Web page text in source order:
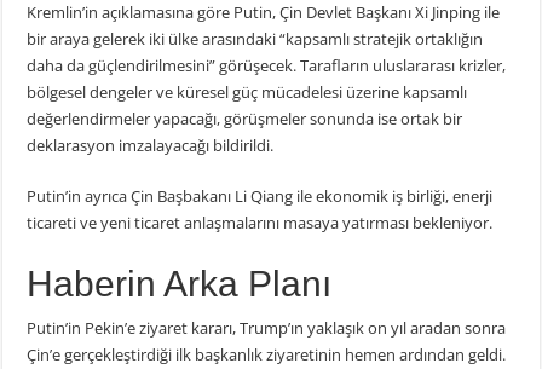
Kremlin’in açıklamasına göre Putin, Çin Devlet Başkanı Xi Jinping ile
bir araya gelerek iki ülke arasındaki “kapsamlı stratejik ortaklığın
daha da güçlendirilmesini” görüşecek. Tarafların uluslararası krizler,
bölgesel dengeler ve küresel güç mücadelesi üzerine kapsamlı
değerlendirmeler yapacağı, görüşmeler sonunda ise ortak bir
deklarasyon imzalayacağı bildirildi.
Putin’in ayrıca Çin Başbakanı Li Qiang ile ekonomik iş birliği, enerji
ticareti ve yeni ticaret anlaşmalarını masaya yatırması bekleniyor.
Haberin Arka Planı
Putin’in Pekin’e ziyaret kararı, Trump’ın yaklaşık on yıl aradan sonra
Çin’e gerçekleştirdiği ilk başkanlık ziyaretinin hemen ardından geldi.